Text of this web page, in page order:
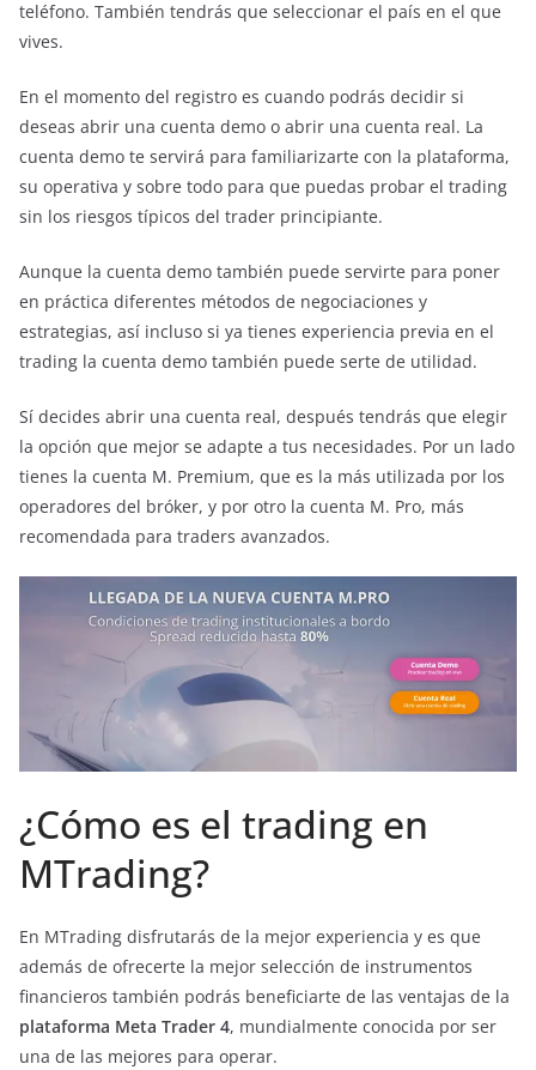
teléfono. También tendrás que seleccionar el país en el que
vives.
En el momento del registro es cuando podrás decidir si
deseas abrir una cuenta demo o abrir una cuenta real. La
cuenta demo te servirá para familiarizarte con la plataforma,
su operativa y sobre todo para que puedas probar el trading
sin los riesgos típicos del trader principiante.
Aunque la cuenta demo también puede servirte para poner
en práctica diferentes métodos de negociaciones y
estrategias, así incluso si ya tienes experiencia previa en el
trading la cuenta demo también puede serte de utilidad.
Sí decides abrir una cuenta real, después tendrás que elegir
la opción que mejor se adapte a tus necesidades. Por un lado
tienes la cuenta M. Premium, que es la más utilizada por los
operadores del bróker, y por otro la cuenta M. Pro, más
recomendada para traders avanzados.
¿Cómo es el trading en
MTrading?
En MTrading disfrutarás de la mejor experiencia y es que
además de ofrecerte la mejor selección de instrumentos
financieros también podrás beneficiarte de las ventajas de la
plataforma Meta Trader 4, mundialmente conocida por ser
una de las mejores para operar.